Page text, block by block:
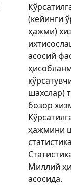
(кейинги
ҳажми)
асосий
шахслар)
бозор
ҳажмини
Миллий
асосида.